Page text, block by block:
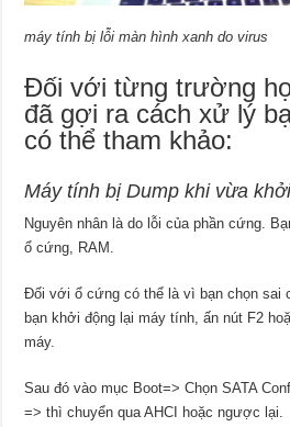
máy tính bị lỗi màn hình xanh do virus
Đối với từng trường
đã gợi ra cách xử lý
có thể tham khảo:
Máy tính bị Dump khi vừa
Nguyên nhân là do lỗi của phần cứng.
ổ cứng, RAM.
Đối với ổ cứng có thể là vì bạn chọn sai
bạn khởi động lại máy tính, ấn nút F2
máy.
Sau đó vào mục Boot=> Chọn SATA
=> thì chuyển qua AHCI hoặc ngược lại.